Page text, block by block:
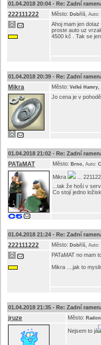
01.04.2018 20:04 - Re: Zadní
222111222 Město: Dobříš Auto:
Ahoj mam jen
proste auto uz
4500 kč . Tak se
01.04.2018 20:39 - Re: Zadní
Mikra Město: Velké Hamry
Jo cena je v
01.04.2018 21:02 - Re: Zadní
PATaMAT Město: Brno Auto:
Mikra
...
...tak že hoši v
Co stojí jedno
01.04.2018 21:24 - Re: Zadní
222111222 Město: Dobříš Auto:
PATaMAT no mam
Mikra ....jak to
01.04.2018 21:35 - Re: Zadní
jruze Město:
Nejsem to já